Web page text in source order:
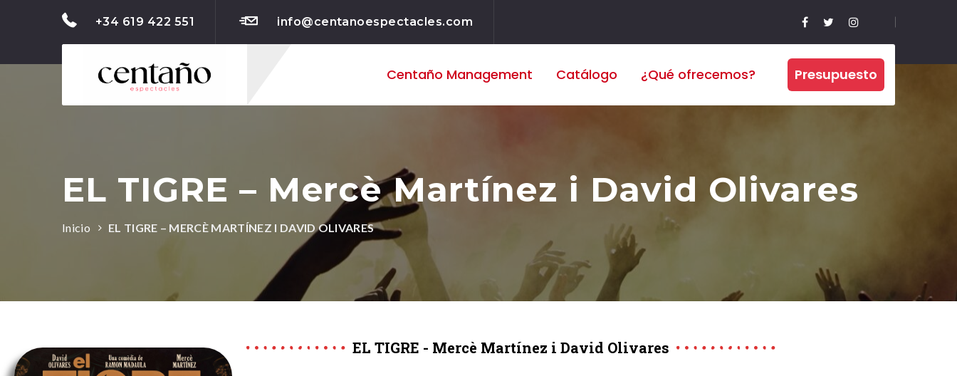
+34 619 422 551 info@centanoespectacles.com
Centaño Management Catálogo ¿Qué ofrecemos? Presupuesto
EL TIGRE – Mercè Martínez i David Olivares
Inicio EL TIGRE – MERCÈ MARTÍNEZ I DAVID OLIVARES
EL TIGRE - Mercè Martínez i David Olivares